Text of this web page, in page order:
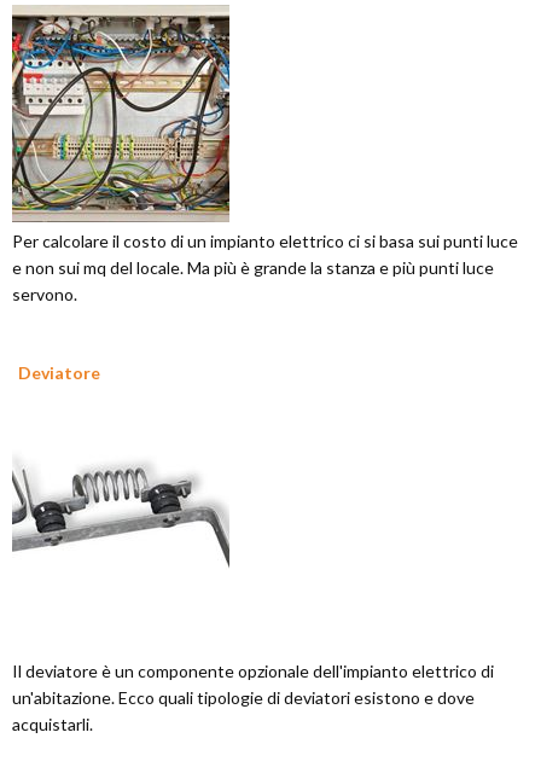
Per calcolare il costo di un impianto elettrico ci si basa sui punti luce
e non sui mq del locale. Ma più è grande la stanza e più punti luce
servono.
Deviatore
Il deviatore è un componente opzionale dell'impianto elettrico di
un'abitazione. Ecco quali tipologie di deviatori esistono e dove
acquistarli.